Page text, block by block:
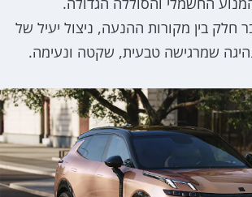
חלק בין מקורות ההנעה, ניצול יעיל של
נהיגה שמרגישה טבעית, שקטה ונעימה.